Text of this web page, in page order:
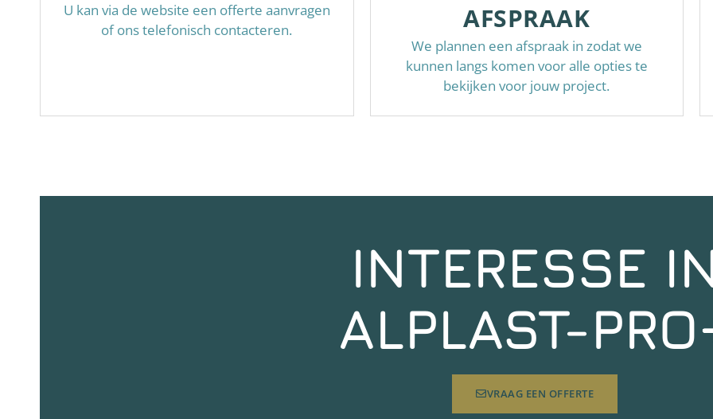
U kan via de website een offerte aanvragen
of ons telefonisch contacteren.
AFSPRAAK
We plannen een afspraak in zodat we
kunnen langs komen voor alle opties te
bekijken voor jouw project.
INTERESSE
ALPLAST-
VRAAG EEN OFFERTE